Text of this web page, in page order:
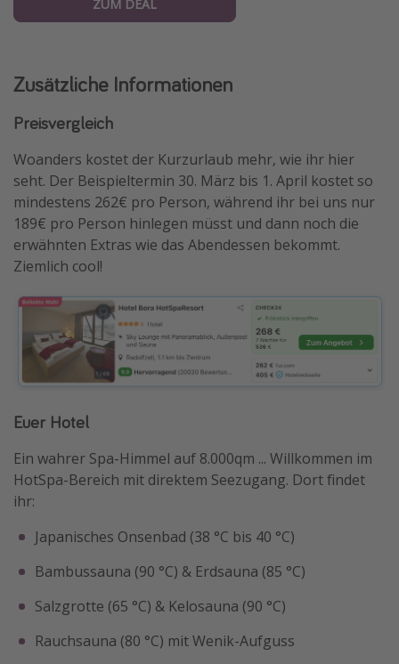
ZUM DEAL
Zusätzliche Informationen
Preisvergleich
Woanders kostet der Kurzurlaub mehr, wie ihr hier
seht. Der Beispieltermin 30. März bis 1. April kostet so
mindestens 262€ pro Person, während ihr bei uns nur
189€ pro Person hinlegen müsst und dann noch die
erwähnten Extras wie das Abendessen bekommt.
Ziemlich cool!
Euer Hotel
Ein wahrer Spa-Himmel auf 8.000qm ... Willkommen im
HotSpa-Bereich mit direktem Seezugang. Dort findet
ihr:
Japanisches Onsenbad (38 °C bis 40 °C)
Bambussauna (90 °C) & Erdsauna (85 °C)
Salzgrotte (65 °C) & Kelosauna (90 °C)
Rauchsauna (80 °C) mit Wenik-Aufguss